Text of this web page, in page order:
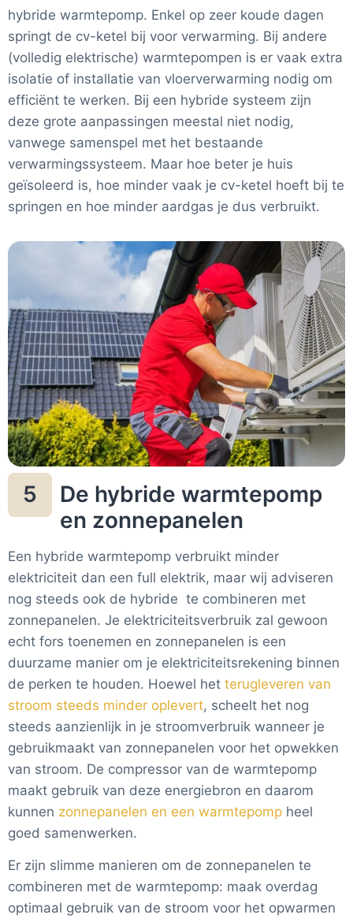
hybride warmtepomp. Enkel op zeer koude dagen
springt de cv-ketel bij voor verwarming. Bij andere
(volledig elektrische) warmtepompen is er vaak extra
isolatie of installatie van vloerverwarming nodig om
efficiënt te werken. Bij een hybride systeem zijn
deze grote aanpassingen meestal niet nodig,
vanwege samenspel met het bestaande
verwarmingssysteem. Maar hoe beter je huis
geïsoleerd is, hoe minder vaak je cv-ketel hoeft bij te
springen en hoe minder aardgas je dus verbruikt.
5
De hybride warmtepomp
en zonnepanelen
Een hybride warmtepomp verbruikt minder
elektriciteit dan een full elektrik, maar wij adviseren
nog steeds ook de hybride te combineren met
zonnepanelen. Je elektriciteitsverbruik zal gewoon
echt fors toenemen en zonnepanelen is een
duurzame manier om je elektriciteitsrekening binnen
de perken te houden. Hoewel het terugleveren van
stroom steeds minder oplevert, scheelt het nog
steeds aanzienlijk in je stroomverbruik wanneer je
gebruikmaakt van zonnepanelen voor het opwekken
van stroom. De compressor van de warmtepomp
maakt gebruik van deze energiebron en daarom
kunnen zonnepanelen en een warmtepomp heel
goed samenwerken.
Er zijn slimme manieren om de zonnepanelen te
combineren met de warmtepomp: maak overdag
optimaal gebruik van de stroom voor het opwarmen